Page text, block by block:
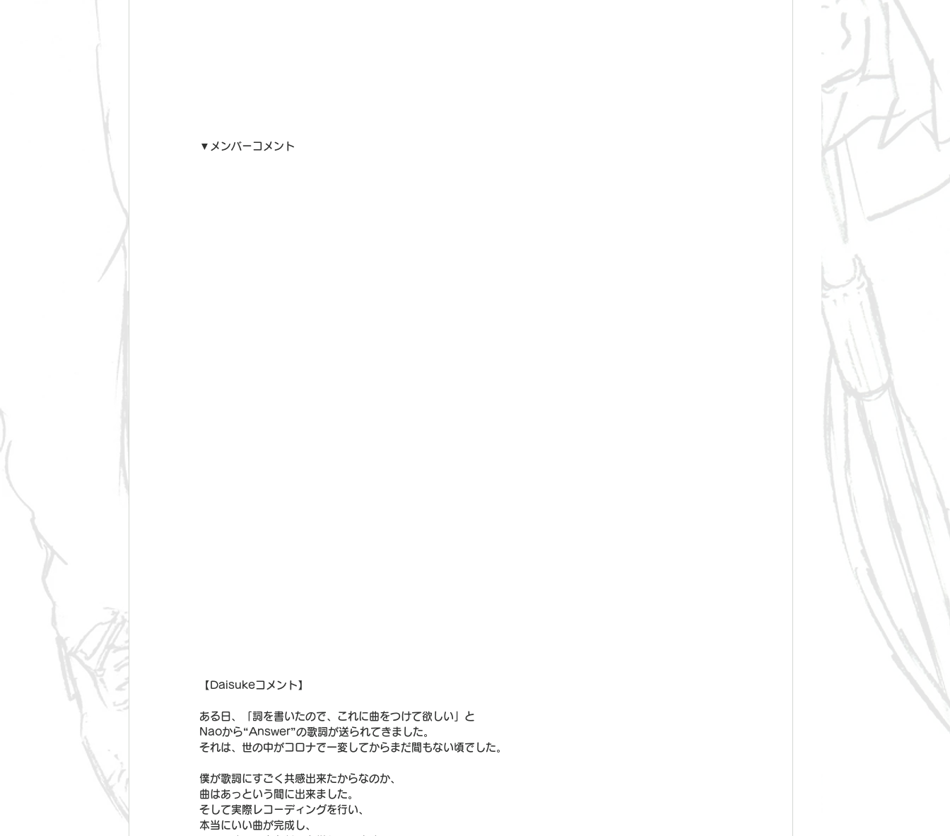
▼メンバーコメント
【Daisukeコメント】
ある日、「詞を書いたので、これに曲をつけて欲しい」と
Naoから“Answer”の歌詞が送られてきました。
それは、世の中がコロナで一変してからまだ間もない頃でした。
僕が歌詞にすごく共感出来たからなのか、
曲はあっという間に出来ました。
そして実際レコーディングを行い、
本当にいい曲が完成し、